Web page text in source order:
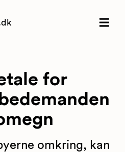
for
omkring, kan